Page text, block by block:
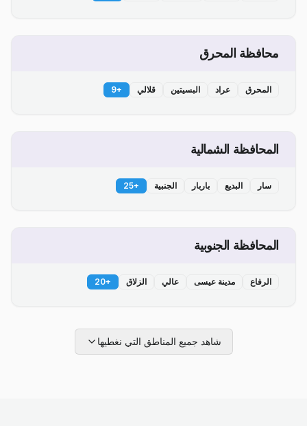
محافظة المحرق
المحرق عراد البسيتين قلالي +
9
المحافظة الشمالية
سار البديع باربار الجنبية +
25
المحافظة الجنوبية
الرفاع مدينة عيسى عالي الزلاق +
20
شاهد جميع المناطق التي نغطيها